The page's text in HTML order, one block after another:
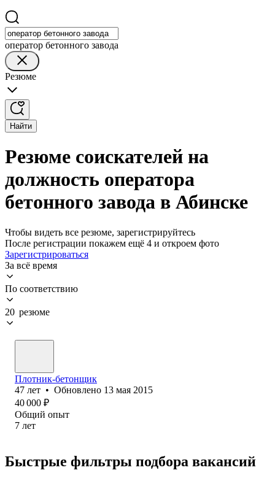
оператор бетонного завода
Резюме
Найти
Резюме соискателей на
должность оператора
бетонного завода в Абинске
Чтобы видеть все резюме, зарегистрируйтесь
После регистрации покажем ещё 4 и откроем фото
Зарегистрироваться
За всё время
По соответствию
20 резюме
Плотник-бетонщик
47 лет • Обновлено 13 мая 2015
40 000 ₽
Общий опыт
7 лет
Быстрые фильтры подбора вакансий